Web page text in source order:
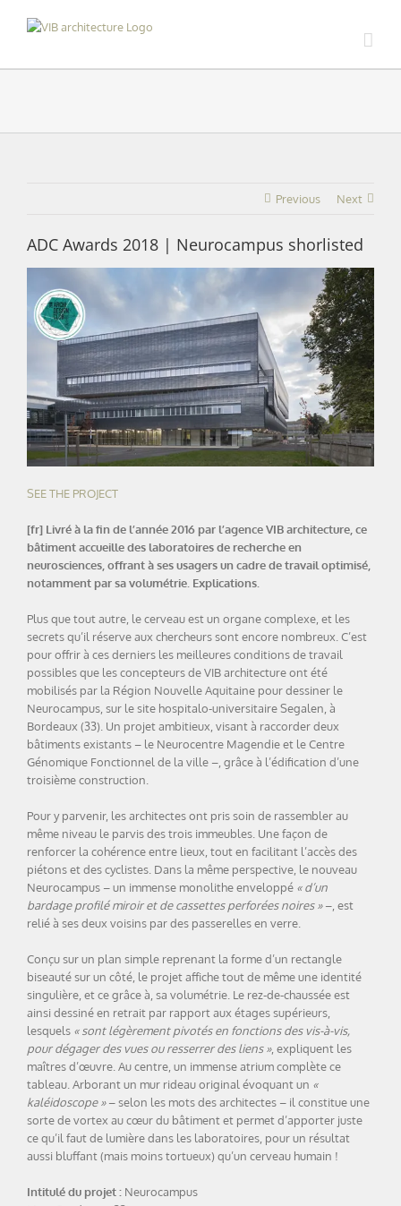
Previous Next
ADC Awards 2018 | Neurocampus shorlisted
SEE THE PROJECT
[fr] Livré à la fin de l’année 2016 par l’agence VIB architecture, ce
bâtiment accueille des laboratoires de recherche en
neurosciences, offrant à ses usagers un cadre de travail optimisé,
notamment par sa volumétrie. Explications.
Plus que tout autre, le cerveau est un organe complexe, et les
secrets qu’il réserve aux chercheurs sont encore nombreux. C’est
pour offrir à ces derniers les meilleures conditions de travail
possibles que les concepteurs de VIB architecture ont été
mobilisés par la Région Nouvelle Aquitaine pour dessiner le
Neurocampus, sur le site hospitalo-universitaire Segalen, à
Bordeaux (33). Un projet ambitieux, visant à raccorder deux
bâtiments existants – le Neurocentre Magendie et le Centre
Génomique Fonctionnel de la ville –, grâce à l’édification d’une
troisième construction.
Pour y parvenir, les architectes ont pris soin de rassembler au
même niveau le parvis des trois immeubles. Une façon de
renforcer la cohérence entre lieux, tout en facilitant l’accès des
piétons et des cyclistes. Dans la même perspective, le nouveau
Neurocampus – un immense monolithe enveloppé « d’un
bardage profilé miroir et de cassettes perforées noires »–, est
relié à ses deux voisins par des passerelles en verre.
Conçu sur un plan simple reprenant la forme d’un rectangle
biseauté sur un côté, le projet affiche tout de même une identité
singulière, et ce grâce à, sa volumétrie. Le rez-de-chaussée est
ainsi dessiné en retrait par rapport aux étages supérieurs,
lesquels « sont légèrement pivotés en fonctions des vis-à-vis,
pour dégager des vues ou resserrer des liens », expliquent les
maîtres d’œuvre. Au centre, un immense atrium complète ce
tableau. Arborant un mur rideau original évoquant un «
kaléidoscope »– selon les mots des architectes – il constitue une
sorte de vortex au cœur du bâtiment et permet d’apporter juste
ce qu’il faut de lumière dans les laboratoires, pour un résultat
aussi bluffant (mais moins tortueux) qu’un cerveau humain !
Intitulé du projet : Neurocampus